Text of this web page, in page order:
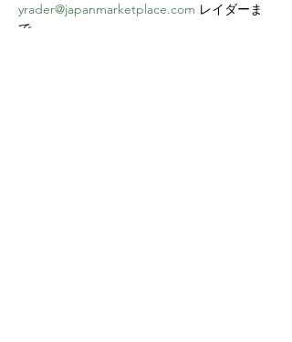
yrader@japanmarketplace.com レイダーま
で